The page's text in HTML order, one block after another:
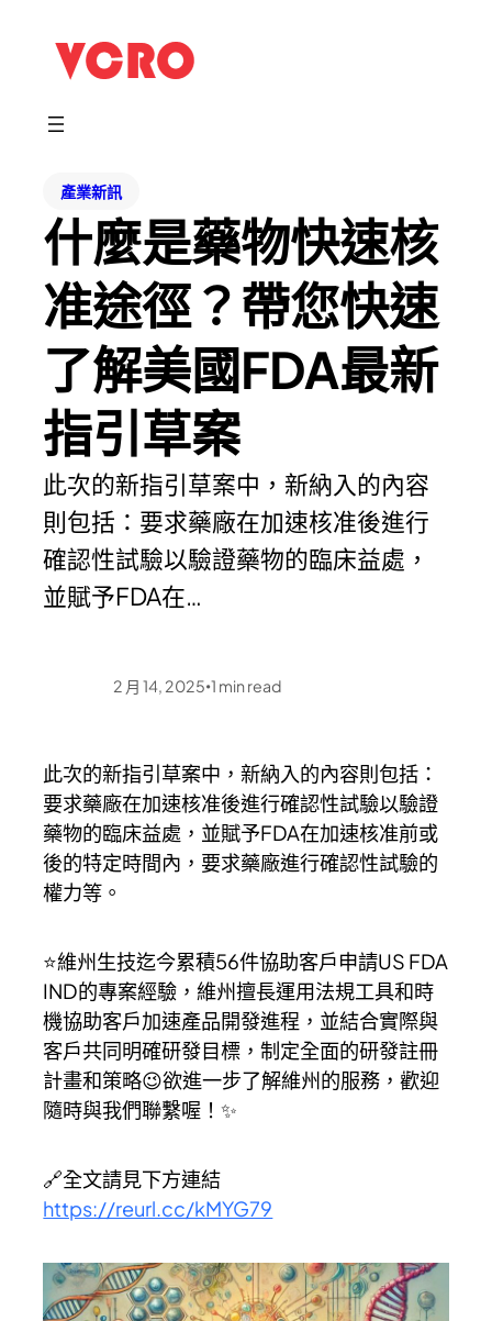
產業新訊
什麼是藥物快速核
准途徑？帶您快速
了解美國FDA最新
指引草案
此次的新指引草案中，新納入的內容
則包括：要求藥廠在加速核准後進行
確認性試驗以驗證藥物的臨床益處，
並賦予FDA在…
2 月 14, 2025 •1 min read
此次的新指引草案中，新納入的內容則包括：
要求藥廠在加速核准後進行確認性試驗以驗證
藥物的臨床益處，並賦予FDA在加速核准前或
後的特定時間內，要求藥廠進行確認性試驗的
權力等。
⭐維州生技迄今累積56件協助客戶申請US FDA
IND的專案經驗，維州擅長運用法規工具和時
機協助客戶加速產品開發進程，並結合實際與
客戶共同明確研發目標，制定全面的研發註冊
計畫和策略😉欲進一步了解維州的服務，歡迎
隨時與我們聯繫喔！✨
🔗全文請見下方連結
https://reurl.cc/kMYG79